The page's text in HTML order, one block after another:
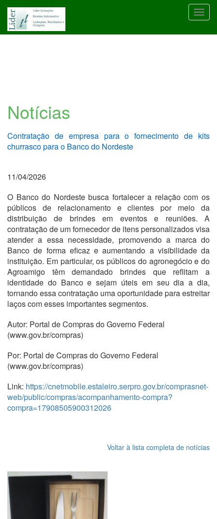
Notícias
Contratação de empresa para o fornecimento de kits
churrasco para o Banco do Nordeste
11/04/2026
O Banco do Nordeste busca fortalecer a relação com os
públicos de relacionamento e clientes por meio da
distribuição de brindes em eventos e reuniões. A
contratação de um fornecedor de itens personalizados visa
atender a essa necessidade, promovendo a marca do
Banco de forma eficaz e aumentando a visibilidade da
instituição. Em particular, os públicos do agronegócio e do
Agroamigo têm demandado brindes que reflitam a
identidade do Banco e sejam úteis em seu dia a dia,
tornando essa contratação uma oportunidade para estreitar
laços com esses importantes segmentos.
Autor: Portal de Compras do Governo Federal
(www.gov.br/compras)
Por: Portal de Compras do Governo Federal
(www.gov.br/compras)
Link: https://cnetmobile.estaleiro.serpro.gov.br/comprasnet-
web/public/compras/acompanhamento-compra?
compra=17908505900312026
Voltar à lista completa de notícias